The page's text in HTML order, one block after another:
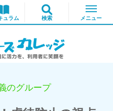
のグループ